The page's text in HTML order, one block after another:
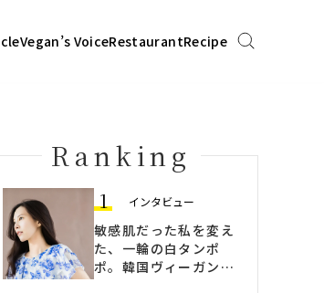
Vegan’s VoiceRestaurantRecipe
Ranking
1 インタビュー
敏感肌だった私を変え
た、一輪の白タンポ
ポ。韓国ヴィーガンス